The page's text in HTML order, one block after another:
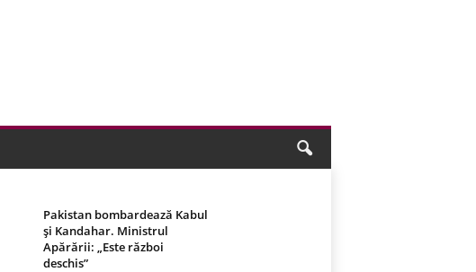
Pakistan bombardează Kabul
și Kandahar. Ministrul
Apărării: „Este război
deschis”